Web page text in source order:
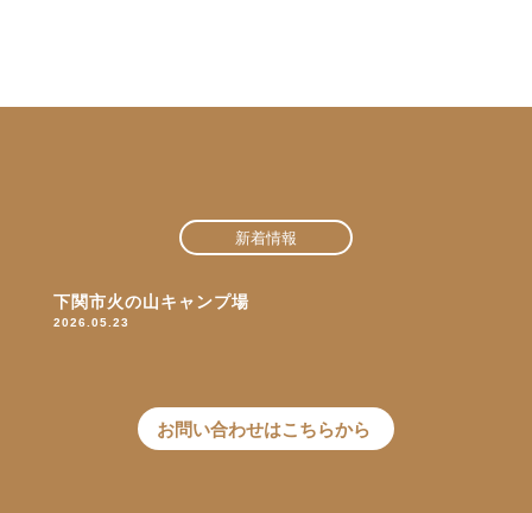
新着情報
下関市火の山キャンプ場
2026.05.23
お問い合わせはこちらから